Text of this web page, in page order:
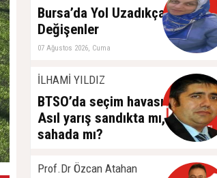
Bursa’da Yol Uzadıkça
Değişenler
07 Ağustos 2026, Cuma
İLHAMİ YILDIZ
BTSO’da seçim havası:
Asıl yarış sandıkta mı,
sahada mı?
Prof.Dr Özcan Atahan